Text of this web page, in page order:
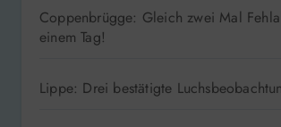
Coppenbrügge: Gleich zwei Mal
einem Tag!
Lippe: Drei bestätigte